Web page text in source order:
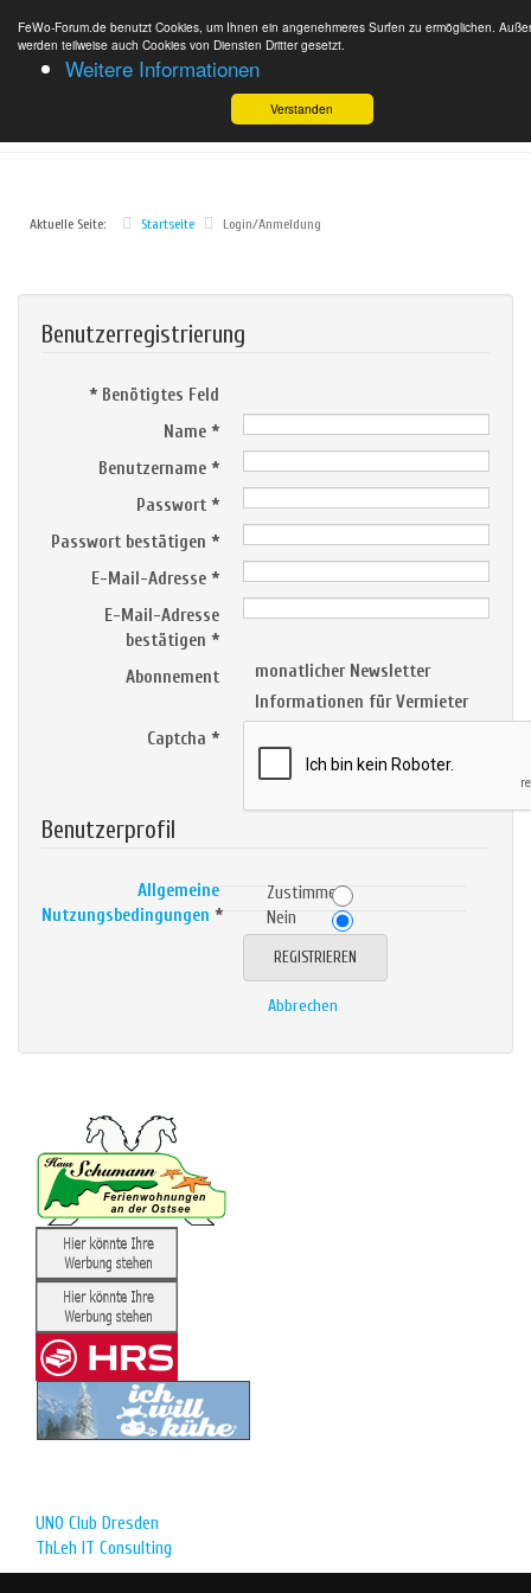
FeWo-Forum.de benutzt Cookies, um Ihnen ein angenehmeres Surfen zu ermöglichen.
werden teilweise auch Cookies von Diensten Dritter gesetzt.
Weitere Informationen
Verstanden
Aktuelle Seite: Startseite Login/Anmeldung
Benutzerregistrierung
* Benötigtes Feld
Name *
Benutzername *
Passwort *
Passwort bestätigen *
E-Mail-Adresse *
E-Mail-Adresse
bestätigen *
Abonnement
monatlicher Newsletter
Informationen für Vermieter
Captcha *
Benutzerprofil
Allgemeine
Nutzungsbedingungen *
Zustimmen
Nein
REGISTRIEREN
Abbrechen
UNO Club Dresden
ThLeh IT Consulting